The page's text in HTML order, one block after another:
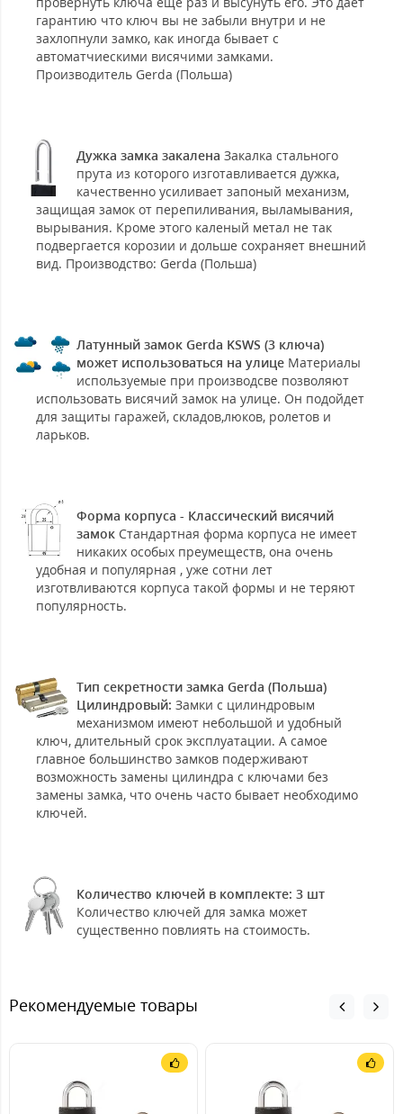
гарантию что ключ вы не забыли внутри и не
захлопнули замко, как иногда бывает с
автоматчиескими висячими замками.
Производитель Gerda (Польша)
Дужка замка закалена Закалка стального
прута из которого изготавливается дужка,
качественно усиливает запоный механизм,
защищая замок от перепиливания, выламывания,
вырывания. Кроме этого каленый метал не так
подвергается корозии и дольше сохраняет внешний
вид. Производство: Gerda (Польша)
Латунный замок Gerda KSWS (3 ключа)
может использоваться на улице Материалы
используемые при производсве позволяют
использовать висячий замок на улице. Он подойдет
для защиты гаражей, складов,люков, ролетов и
ларьков.
Форма корпуса - Классический висячий
замок Стандартная форма корпуса не имеет
никаких особых преумеществ, она очень
удобная и популярная , уже сотни лет
изготвливаются корпуса такой формы и не теряют
популярность.
Тип секретности замка Gerda (Польша)
Цилиндровый: Замки с цилиндровым
механизмом имеют небольшой и удобный
ключ, длительный срок эксплуатации. А самое
главное большинство замков подерживают
возможность замены цилиндра с ключами без
замены замка, что очень часто бывает необходимо
ключей.
Количество ключей в комплекте: 3 шт
Количество ключей для замка может
существенно повлиять на стоимость.
Рекомендуемые товары